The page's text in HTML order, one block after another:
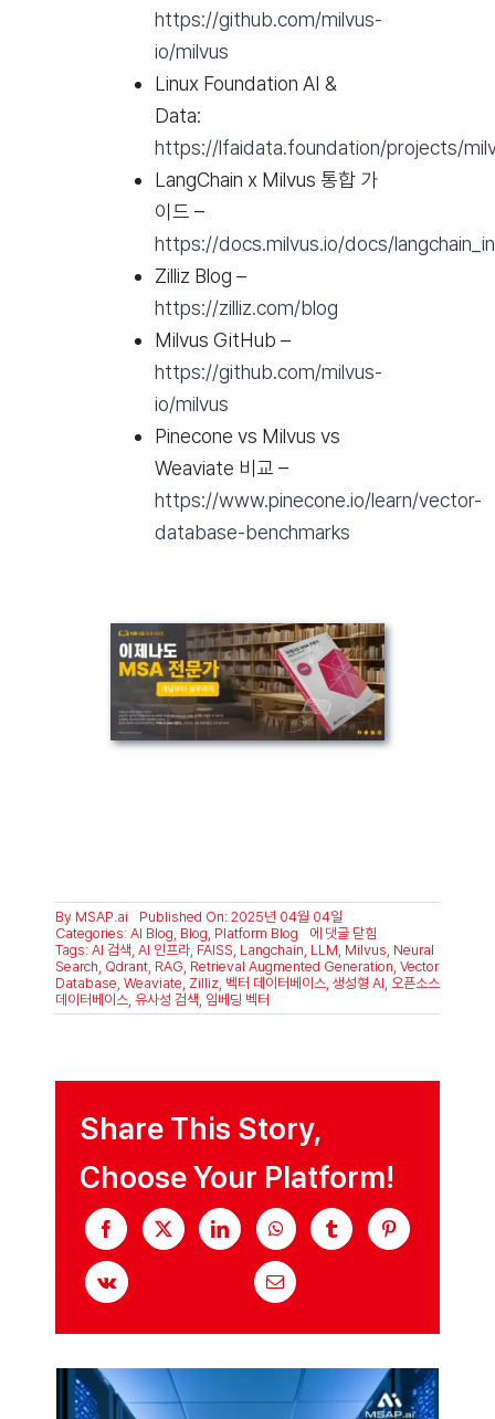
https://github.com/milvus-
io/milvus
Linux Foundation AI &
Data:
https://lfaidata.foundation/projects/
LangChain x Milvus 통합 가
이드 –
https://docs.milvus.io/docs/
Zilliz Blog –
https://zilliz.com/blog
Milvus GitHub –
https://github.com/milvus-
io/milvus
Pinecone vs Milvus vs
Weaviate 비교 –
https://www.pinecone.io/learn/vector-
database-benchmarks
By MSAP.ai
Published On: 2025년 04월 04일
Categories: AI Blog Blog Platform Blog
Milvus:
생
성
형
에
된
소
스
벡
터
이
터
베
에 댓글 닫힘
Tags: AI 검색 AI 인프라, FAISS Langchain LLM Milvus Neural
Search Qdrant, RAG Retrieval Augmented Generation Vector
Database Weaviate Zilliz 벡터 데이터베이스, 생성형 AI 오픈소스
데이터베이스, 유사성 검색 임베딩 벡터
Share This Story,
Choose Your Platform!